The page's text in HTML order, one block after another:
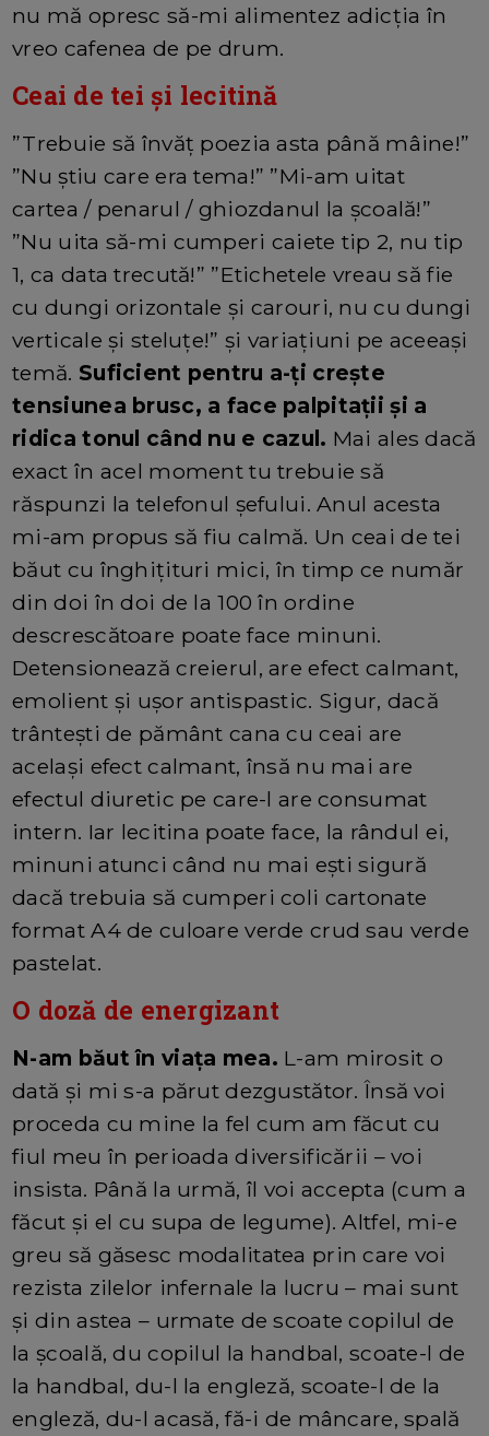
nu mă opresc să-mi alimentez adicția în
vreo cafenea de pe drum.
Ceai de tei și lecitină
”Trebuie să învăț poezia asta până mâine!”
”Nu știu care era tema!” ”Mi-am uitat
cartea / penarul / ghiozdanul la școală!”
”Nu uita să-mi cumperi caiete tip 2, nu tip
1, ca data trecută!” ”Etichetele vreau să fie
cu dungi orizontale și carouri, nu cu dungi
verticale și steluțe!” și variațiuni pe aceeași
temă. Suficient pentru a-ți crește
tensiunea brusc, a face palpitații și a
ridica tonul când nu e cazul. Mai ales dacă
exact în acel moment tu trebuie să
răspunzi la telefonul șefului. Anul acesta
mi-am propus să fiu calmă. Un ceai de tei
băut cu înghițituri mici, în timp ce număr
din doi în doi de la 100 în ordine
descrescătoare poate face minuni.
Detensionează creierul, are efect calmant,
emolient și ușor antispastic. Sigur, dacă
trântești de pământ cana cu ceai are
același efect calmant, însă nu mai are
efectul diuretic pe care-l are consumat
intern. Iar lecitina poate face, la rândul ei,
minuni atunci când nu mai ești sigură
dacă trebuia să cumperi coli cartonate
format A4 de culoare verde crud sau verde
pastelat.
O doză de energizant
N-am băut în viața mea. L-am mirosit o
dată și mi s-a părut dezgustător. Însă voi
proceda cu mine la fel cum am făcut cu
fiul meu în perioada diversificării – voi
insista. Până la urmă, îl voi accepta (cum a
făcut și el cu supa de legume). Altfel, mi-e
greu să găsesc modalitatea prin care voi
rezista zilelor infernale la lucru – mai sunt
și din astea – urmate de scoate copilul de
la școală, du copilul la handbal, scoate-l de
la handbal, du-l la engleză, scoate-l de la
engleză, du-l acasă, fă-i de mâncare, spală